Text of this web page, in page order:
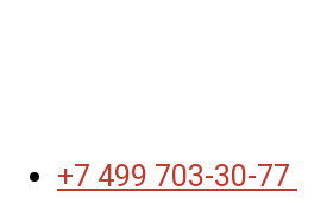
+7 499 703-30-77